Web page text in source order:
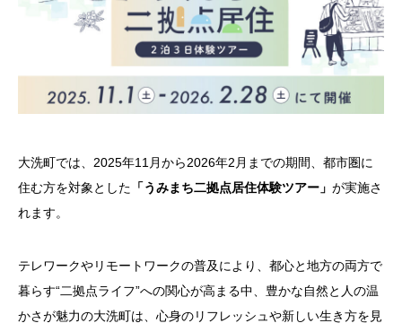
大洗町では、2025年11月から2026年2月までの期間、都市圏に
住む方を対象とした 「うみまち二拠点居住体験ツアー」 が実施さ
れます。
テレワークやリモートワークの普及により、都心と地方の両方で
暮らす“二拠点ライフ”への関心が高まる中、豊かな自然と人の温
かさが魅力の大洗町は、心身のリフレッシュや新しい生き方を見